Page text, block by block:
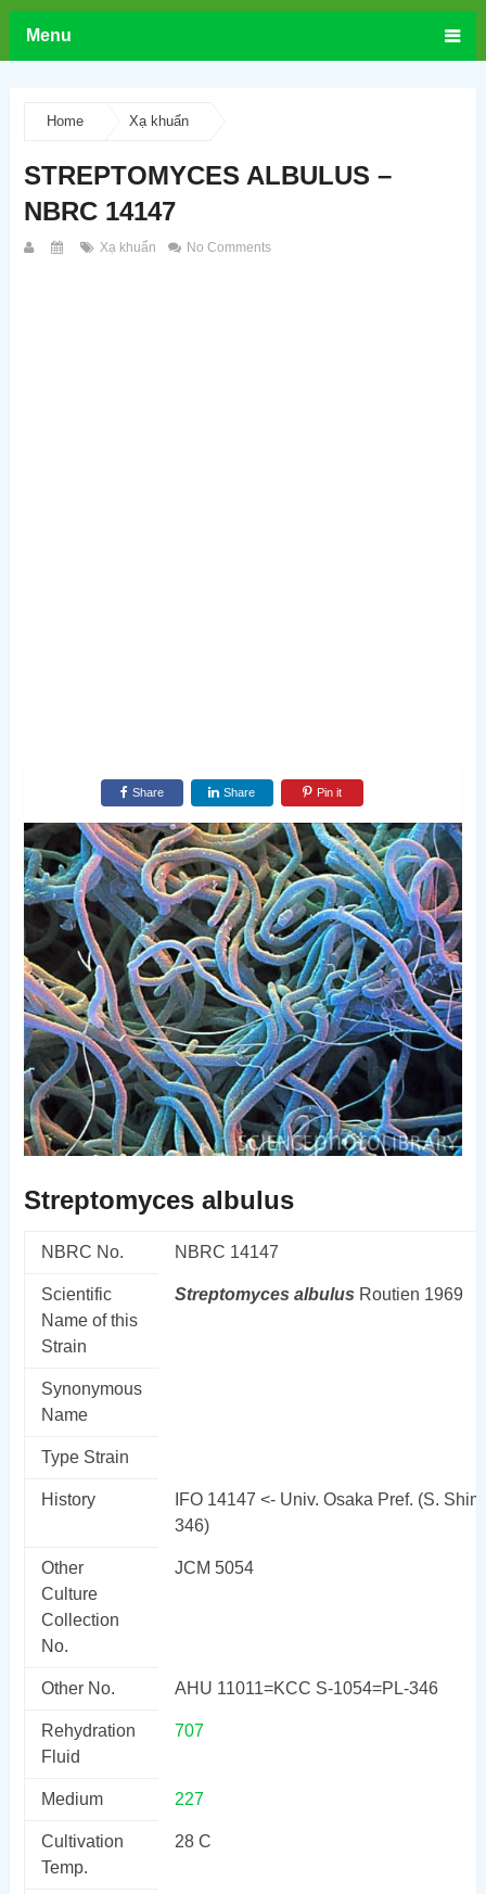
Menu
Home Xạ khuẩn
STREPTOMYCES ALBULUS –
NBRC 14147
Xạ khuẩn No Comments
Share Share Pin it
Streptomyces albulus
NBRC No. NBRC 14147
Scientific
Name of this
Strain
Streptomyces albulus Routien 1969
Synonymous
Name
Type Strain
History
IFO 14147 <- Univ. Osaka Pref. (S.
346)
Other
Culture
Collection
No.
JCM 5054
Other No. AHU 11011=KCC S-1054=PL-346
Rehydration
Fluid
707
Medium 227
Cultivation
Temp.
28 C